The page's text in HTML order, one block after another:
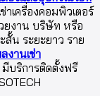
าเครื่องคอมพิวเตอร์
ยงาน บริษัท หรือ
น ระยะยาว ราย
งานเช่า
บริการติดตั้งฟรี